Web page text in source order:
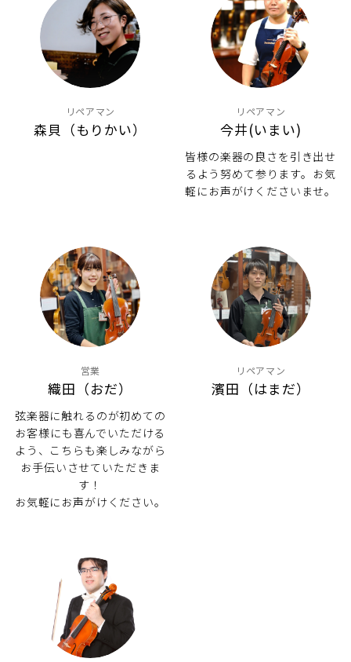
リペアマン
森貝（もりかい）
リペアマン
今井(いまい)
皆様の楽器の良さを引き出せ
るよう努めて参ります。お気
軽にお声がけくださいませ。
営業
織田（おだ）
弦楽器に触れるのが初めての
お客様にも喜んでいただける
よう、こちらも楽しみながら
お手伝いさせていただきま
す！
お気軽にお声がけください。
リペアマン
濱田（はまだ）